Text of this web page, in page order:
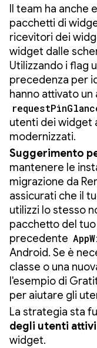
Il team ha
pacchetti di
ricevitori dei
widget dalle
Utilizzando i flag
precedenza per
hanno attivato
utenti dei widget
modernizzati.
Suggerimento
mantenere le
migrazione da
assicurati che il
utilizzi lo stesso
pacchetto del tuo
precedente
Android. Se è
classe o una
l'esempio di
per aiutare gli
La strategia sta
degli utenti
widget.